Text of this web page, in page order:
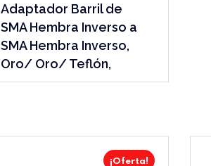
Adaptador Barril de
SMA Hembra Inverso a
SMA Hembra Inverso,
Oro/ Oro/ Teflón,
¡Oferta!